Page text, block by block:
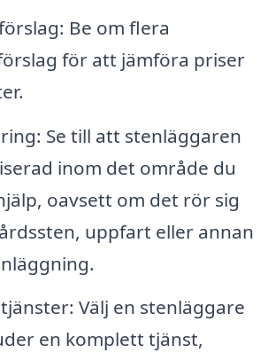
Be om flera
för att jämföra priser
Se till att stenläggaren
inom det område du
oavsett om det rör sig
uppfart eller annan
Välj en stenläggare
en komplett tjänst,